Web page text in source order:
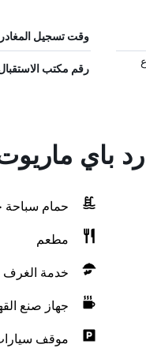
وقت تسجيل
رقم مكتب
باي
حمام سباحة
مطعم
خدمة الغرف
جهاز صنع
موقف